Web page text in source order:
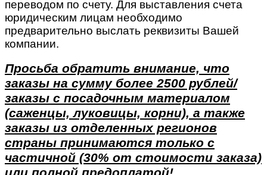
переводом по счету. Для выставления счета
юридическим лицам необходимо
предварительно выслать реквизиты Вашей
компании.
Просьба обратить внимание, что
заказы на сумму более 2500 рублей/
заказы с посадочным материалом
(саженцы, луковицы, корни), а также
заказы из отделенных регионов
страны принимаются только с
частичной (30% от стоимости заказа)